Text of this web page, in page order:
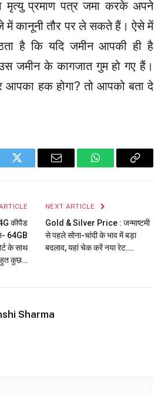
मृत्यु प्रमाण पत्र जमा करके अपने
में कानूनी तौर पर ले सकते हैं। ऐसे में
है कि यदि जमीन आपकी ही है
जमीन के कागजात गुम हो गए हैं।
आपका हक होगा? तो आपको बता दे
Twitter Email WhatsAppCopy
कीपैड
64GB
के साथ
कुछ…
NEXT ARTICLE
Gold & Silver Price : जन्माष्टमी
से पहले सोना-चांदी के भाव में बड़ा
बदलाव, यहां चेक करें नया रेट….
Sharma